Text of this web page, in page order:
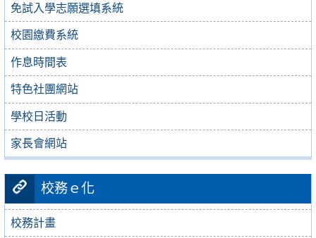
免試入學志願選填系統
校園繳費系統
作息時間表
特色社團網站
學校日活動
家長會網站
校務ｅ化
校務計畫